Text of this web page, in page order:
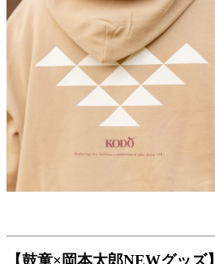
【鼓童×岡本太郎NEWグッズ】